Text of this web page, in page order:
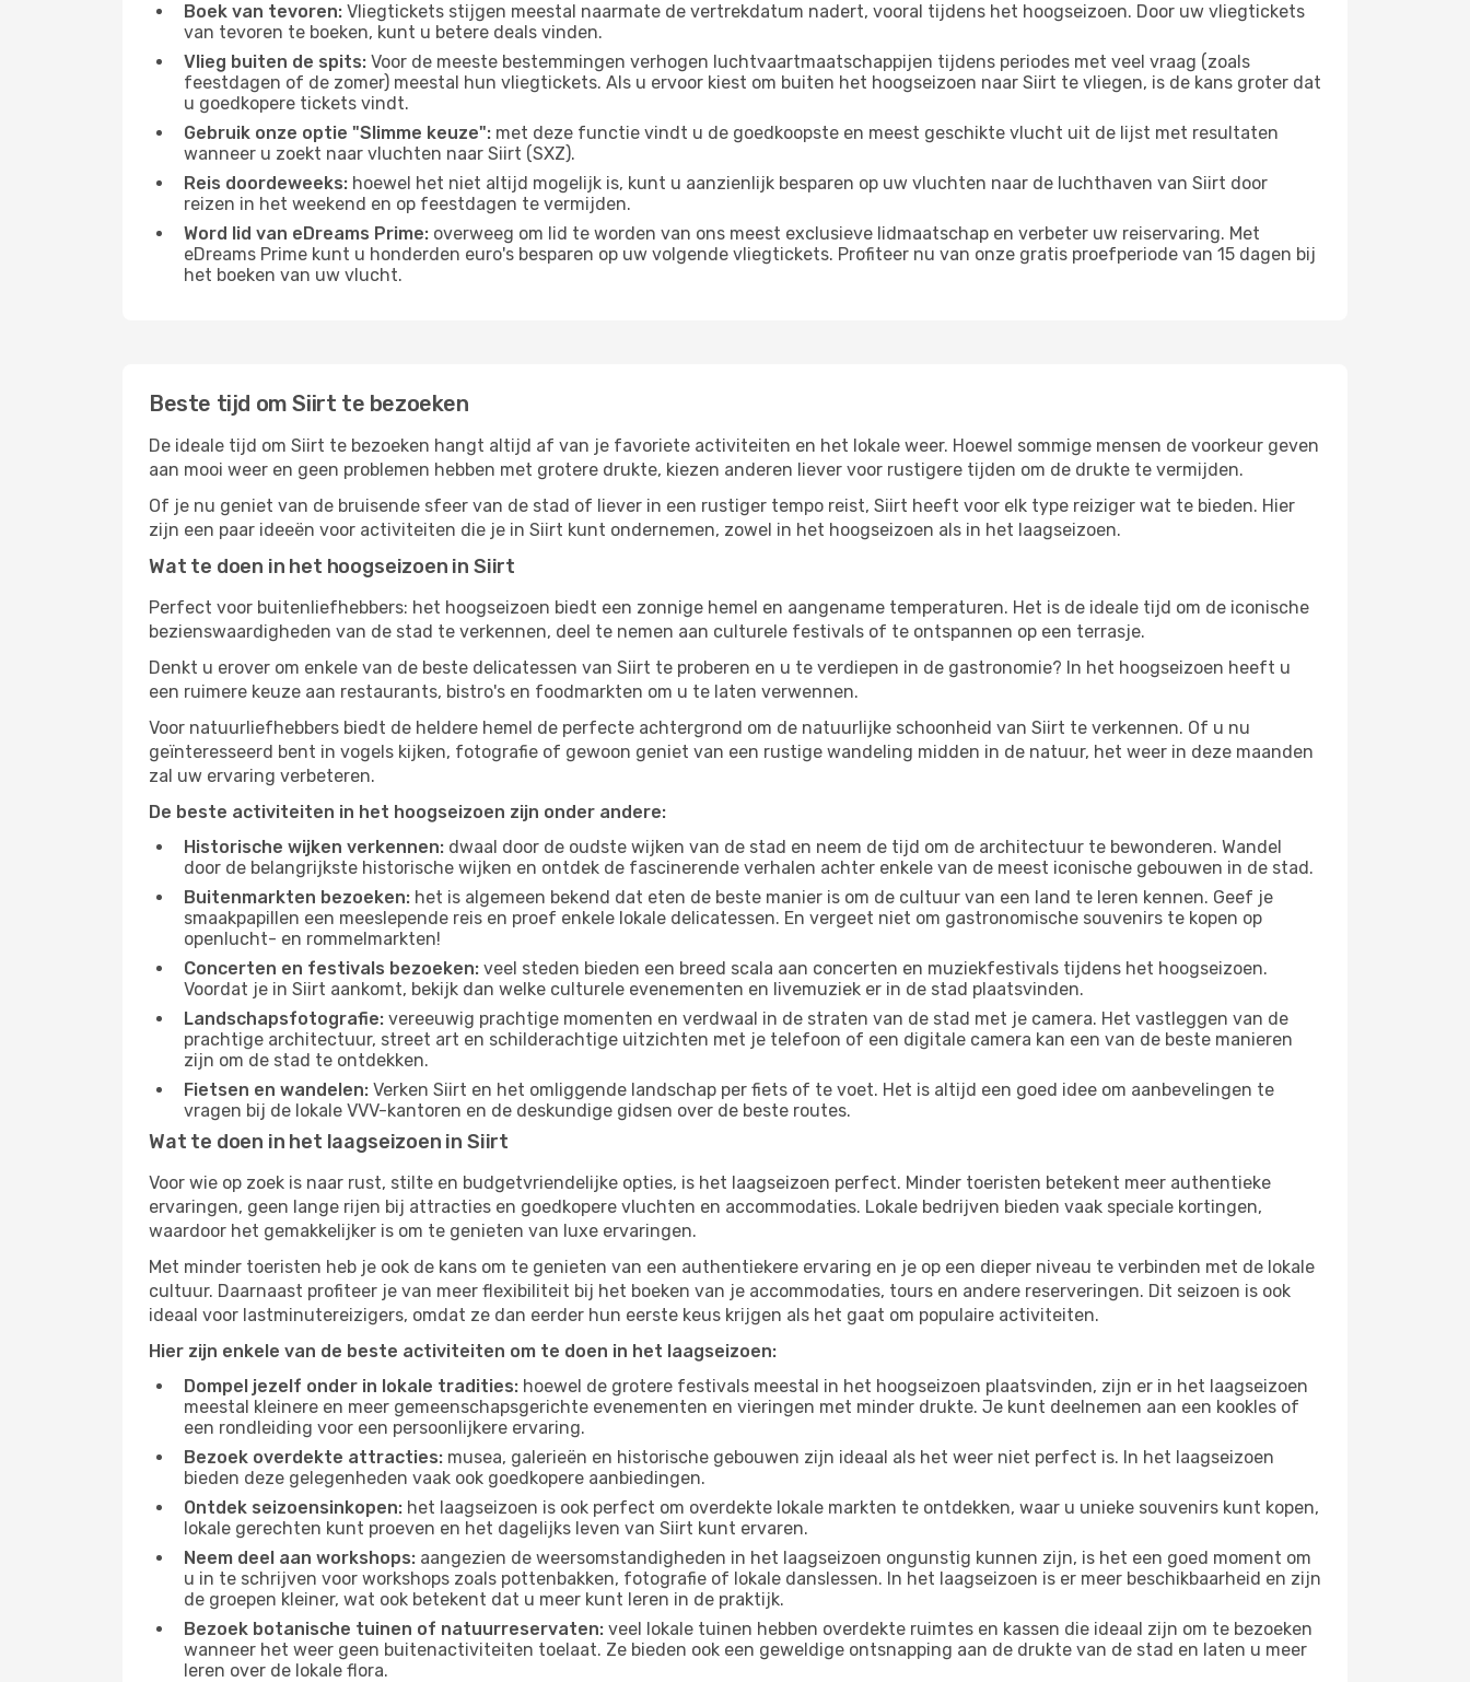
Boek van tevoren: Vliegtickets stijgen meestal naarmate de vertrekdatum nadert, vooral tijdens het hoogseizoen. Door uw vliegtickets
van tevoren te boeken, kunt u betere deals vinden.
Vlieg buiten de spits: Voor de meeste bestemmingen verhogen luchtvaartmaatschappijen tijdens periodes met veel vraag (zoals
feestdagen of de zomer) meestal hun vliegtickets. Als u ervoor kiest om buiten het hoogseizoen naar Siirt te vliegen, is de kans groter dat
u goedkopere tickets vindt.
Gebruik onze optie "Slimme keuze": met deze functie vindt u de goedkoopste en meest geschikte vlucht uit de lijst met resultaten
wanneer u zoekt naar vluchten naar Siirt (SXZ).
Reis doordeweeks: hoewel het niet altijd mogelijk is, kunt u aanzienlijk besparen op uw vluchten naar de luchthaven van Siirt door
reizen in het weekend en op feestdagen te vermijden.
Word lid van eDreams Prime: overweeg om lid te worden van ons meest exclusieve lidmaatschap en verbeter uw reiservaring. Met
eDreams Prime kunt u honderden euro's besparen op uw volgende vliegtickets. Profiteer nu van onze gratis proefperiode van 15 dagen bij
het boeken van uw vlucht.
Beste tijd om Siirt te bezoeken
De ideale tijd om Siirt te bezoeken hangt altijd af van je favoriete activiteiten en het lokale weer. Hoewel sommige mensen de voorkeur geven
aan mooi weer en geen problemen hebben met grotere drukte, kiezen anderen liever voor rustigere tijden om de drukte te vermijden.
Of je nu geniet van de bruisende sfeer van de stad of liever in een rustiger tempo reist, Siirt heeft voor elk type reiziger wat te bieden. Hier
zijn een paar ideeën voor activiteiten die je in Siirt kunt ondernemen, zowel in het hoogseizoen als in het laagseizoen.
Wat te doen in het hoogseizoen in Siirt
Perfect voor buitenliefhebbers: het hoogseizoen biedt een zonnige hemel en aangename temperaturen. Het is de ideale tijd om de iconische
bezienswaardigheden van de stad te verkennen, deel te nemen aan culturele festivals of te ontspannen op een terrasje.
Denkt u erover om enkele van de beste delicatessen van Siirt te proberen en u te verdiepen in de gastronomie? In het hoogseizoen heeft u
een ruimere keuze aan restaurants, bistro's en foodmarkten om u te laten verwennen.
Voor natuurliefhebbers biedt de heldere hemel de perfecte achtergrond om de natuurlijke schoonheid van Siirt te verkennen. Of u nu
geïnteresseerd bent in vogels kijken, fotografie of gewoon geniet van een rustige wandeling midden in de natuur, het weer in deze maanden
zal uw ervaring verbeteren.
De beste activiteiten in het hoogseizoen zijn onder andere:
Historische wijken verkennen: dwaal door de oudste wijken van de stad en neem de tijd om de architectuur te bewonderen. Wandel
door de belangrijkste historische wijken en ontdek de fascinerende verhalen achter enkele van de meest iconische gebouwen in de stad.
Buitenmarkten bezoeken: het is algemeen bekend dat eten de beste manier is om de cultuur van een land te leren kennen. Geef je
smaakpapillen een meeslepende reis en proef enkele lokale delicatessen. En vergeet niet om gastronomische souvenirs te kopen op
openlucht- en rommelmarkten!
Concerten en festivals bezoeken: veel steden bieden een breed scala aan concerten en muziekfestivals tijdens het hoogseizoen.
Voordat je in Siirt aankomt, bekijk dan welke culturele evenementen en livemuziek er in de stad plaatsvinden.
Landschapsfotografie: vereeuwig prachtige momenten en verdwaal in de straten van de stad met je camera. Het vastleggen van de
prachtige architectuur, street art en schilderachtige uitzichten met je telefoon of een digitale camera kan een van de beste manieren
zijn om de stad te ontdekken.
Fietsen en wandelen: Verken Siirt en het omliggende landschap per fiets of te voet. Het is altijd een goed idee om aanbevelingen te
vragen bij de lokale VVV-kantoren en de deskundige gidsen over de beste routes.
Wat te doen in het laagseizoen in Siirt
Voor wie op zoek is naar rust, stilte en budgetvriendelijke opties, is het laagseizoen perfect. Minder toeristen betekent meer authentieke
ervaringen, geen lange rijen bij attracties en goedkopere vluchten en accommodaties. Lokale bedrijven bieden vaak speciale kortingen,
waardoor het gemakkelijker is om te genieten van luxe ervaringen.
Met minder toeristen heb je ook de kans om te genieten van een authentiekere ervaring en je op een dieper niveau te verbinden met de lokale
cultuur. Daarnaast profiteer je van meer flexibiliteit bij het boeken van je accommodaties, tours en andere reserveringen. Dit seizoen is ook
ideaal voor lastminutereizigers, omdat ze dan eerder hun eerste keus krijgen als het gaat om populaire activiteiten.
Hier zijn enkele van de beste activiteiten om te doen in het laagseizoen:
Dompel jezelf onder in lokale tradities: hoewel de grotere festivals meestal in het hoogseizoen plaatsvinden, zijn er in het laagseizoen
meestal kleinere en meer gemeenschapsgerichte evenementen en vieringen met minder drukte. Je kunt deelnemen aan een kookles of
een rondleiding voor een persoonlijkere ervaring.
Bezoek overdekte attracties: musea, galerieën en historische gebouwen zijn ideaal als het weer niet perfect is. In het laagseizoen
bieden deze gelegenheden vaak ook goedkopere aanbiedingen.
Ontdek seizoensinkopen: het laagseizoen is ook perfect om overdekte lokale markten te ontdekken, waar u unieke souvenirs kunt kopen,
lokale gerechten kunt proeven en het dagelijks leven van Siirt kunt ervaren.
Neem deel aan workshops: aangezien de weersomstandigheden in het laagseizoen ongunstig kunnen zijn, is het een goed moment om
u in te schrijven voor workshops zoals pottenbakken, fotografie of lokale danslessen. In het laagseizoen is er meer beschikbaarheid en zijn
de groepen kleiner, wat ook betekent dat u meer kunt leren in de praktijk.
Bezoek botanische tuinen of natuurreservaten: veel lokale tuinen hebben overdekte ruimtes en kassen die ideaal zijn om te bezoeken
wanneer het weer geen buitenactiviteiten toelaat. Ze bieden ook een geweldige ontsnapping aan de drukte van de stad en laten u meer
leren over de lokale flora.